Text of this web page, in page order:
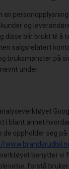
av
og
disse blir brukt til å
salgsrelatert
bruksmønster på
under.
i blant annet
oppholder seg på
benytter vi
forstå